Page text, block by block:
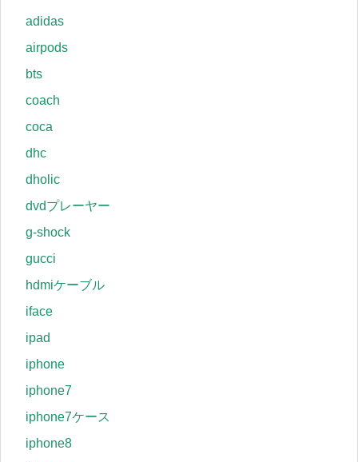
adidas
airpods
bts
coach
coca
dhc
dholic
dvdプレーヤー
g-shock
gucci
hdmiケーブル
iface
ipad
iphone
iphone7
iphone7ケース
iphone8